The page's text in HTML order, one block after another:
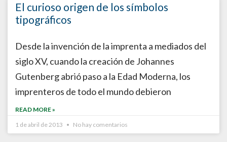
El curioso origen de los símbolos
tipográficos
Desde la invención de la imprenta a mediados del
siglo XV, cuando la creación de Johannes
Gutenberg abrió paso a la Edad Moderna, los
imprenteros de todo el mundo debieron
READ MORE »
1 de abril de 2013
No hay comentarios